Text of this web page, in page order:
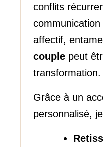
conflits
affectif,
couple peut
transformation.
Grâce à un
personnalisé,